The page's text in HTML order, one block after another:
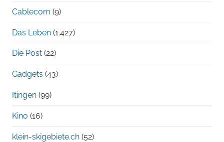
Cablecom (9)
Das Leben (1.427)
Die Post (22)
Gadgets (43)
Itingen (99)
Kino (16)
klein-skigebiete.ch (52)